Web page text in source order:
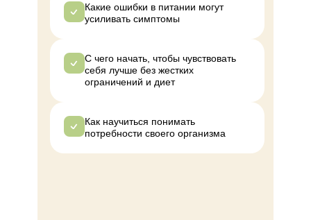
Какие ошибки в питании могут
усиливать симптомы
С чего начать, чтобы чувствовать
себя лучше без жестких
ограничений и диет
Как научиться понимать
потребности своего организма